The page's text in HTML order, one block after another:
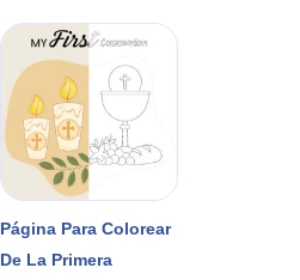
Página Para Colorear
De La Primera